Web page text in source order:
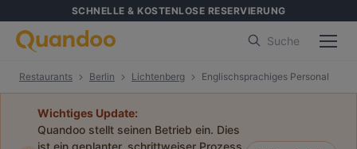
SCHNELLE & KOSTENLOSE RESERVIERUNG
Suche
Restaurants Berlin Lichtenberg Englischsprachiges Personal
Wichtiges Update:
Quandoo stellt seinen Betrieb ein. Dies
ist ein geplanter, schrittweiser Prozess